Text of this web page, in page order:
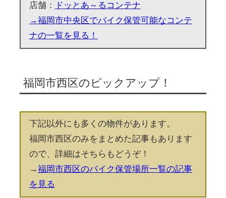
店舗：
ドッとあ～るコンテナ
→福岡市中央区でバイク保管可能なコンテ
ナの一覧を見る！
福岡市西区のピックアップ！
下記以外にも多くの物件があります。
福岡市西区のみをまとめた記事もあります
ので、詳細はそちらもどうぞ！
→福岡市西区のバイク保管場所一覧の記事
を見る